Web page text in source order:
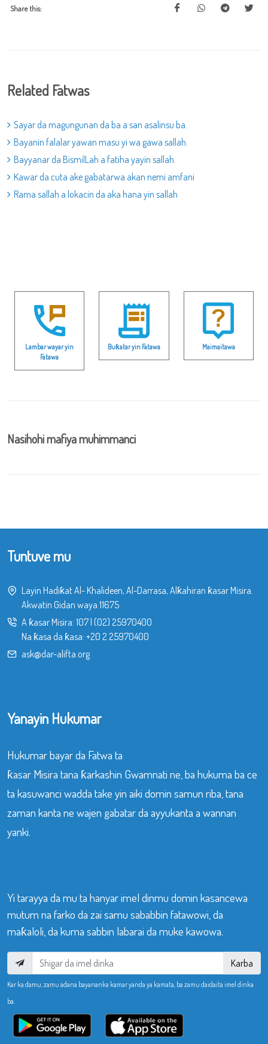
Share this:
Related Fatwas
Sayar da magungunan da ba a san asalinsu ba.
Bayanin falalar yawan masu yi wa gawa sallah.
Bayyanar da BismilLah a fatiha yayin sallah.
Kawar da cuta ake gabatarwa akan nemi amfani
Rama sallah a lokacin da aka hana yin sallah
Lambar wayar yin
Fatawa
Buƙatar yin Fatawa Maimaitawa
Nasihohi mafiya muhimmanci
Tuntuve mu
Layin Hadiƙat Al- Khalideen, Al-Darrasa, Alƙahiran ƙasar Misira.
Akwatin Gidan waya 11675
A ƙasar Misira: 107| (02) 25970400
Na ƙasa da ƙasa: +20 2 25970400
ask@dar-alifta.org
Yanayin Hukumar
Hukumar bayar da Fatwa ta
ƙasar Misira tana ƙarkashin Gwamnati ne, ba hukuma ba ce
ta kasuwanci wadda take yin aiki domin samun riba, tana
zaman kanta ne wajen gabatar da ayyukanta a wannan
yanki.
Yi tarayya da mu ta hanyar imel dinmu domin kasancewa
mutum na farko da zai samu sababbin fatawowi, da
maƙaloli, da kuma sabbin labarai da muke kawowa.
Karba
Kar ka damu, zamu adana bayananka kamar yanda ya kamata, ba zamu daidaita imel dinka
ba.